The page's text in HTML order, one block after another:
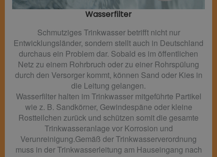
Wasserfilter​
Schmutziges Trinkwasser betrifft nicht nur
Entwicklungsländer, sondern stellt auch in Deutschland
durchaus ein Problem dar. Sobald es im öffentlichen
Netz zu einem Rohrbruch oder zu einer Rohrspülung
durch den Versorger kommt, können Sand oder Kies in
die Leitung gelangen.
Wasserfilter halten im Trinkwasser mitgeführte Partikel
wie z. B. Sandkörner, Gewindespäne oder kleine
Rostteilchen zurück und schützen somit die gesamte
Trinkwasseranlage vor Korrosion und
Verunreinigung.Gemäß der Trinkwasserverordnung
muss in der Trinkwasserleitung am Hauseingang nach